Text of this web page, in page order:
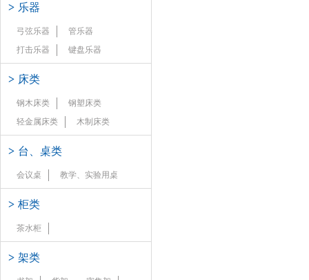
> 乐器
弓弦乐器
管乐器
打击乐器
键盘乐器
> 床类
钢木床类
钢塑床类
轻金属床类
木制床类
> 台、桌类
会议桌 教学、实验用桌
> 柜类
茶水柜
> 架类